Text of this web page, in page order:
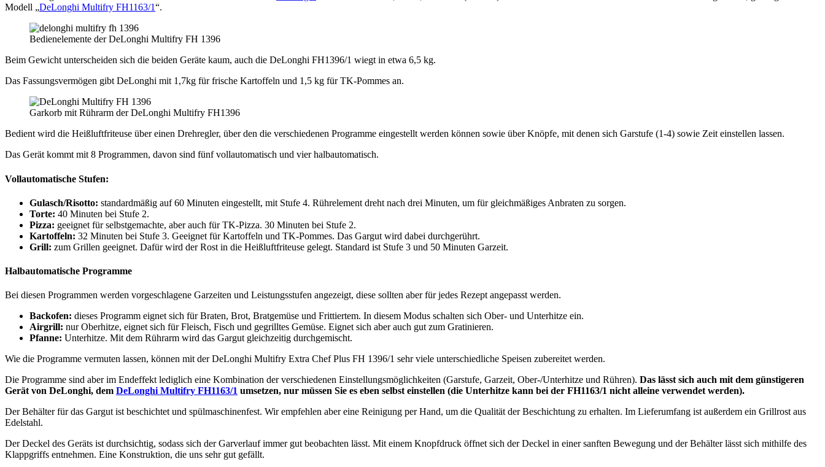
Modell „DeLonghi Multifry FH1163/1“.
Bedienelemente der DeLonghi Multifry FH 1396
Beim Gewicht unterscheiden sich die beiden Geräte kaum, auch die DeLonghi FH1396/1 wiegt in etwa 6,5 kg.
Das Fassungsvermögen gibt DeLonghi mit 1,7kg für frische Kartoffeln und 1,5 kg für TK-Pommes an.
Garkorb mit Rührarm der DeLonghi Multifry FH1396
Bedient wird die Heißluftfriteuse über einen Drehregler, über den die verschiedenen Programme eingestellt werden können sowie über Knöpfe, mit denen sich Garstufe (1-4) sowie Zeit einstellen lassen.
Das Gerät kommt mit 8 Programmen, davon sind fünf vollautomatisch und vier halbautomatisch.
Vollautomatische Stufen:
Gulasch/Risotto: standardmäßig auf 60 Minuten eingestellt, mit Stufe 4. Rührelement dreht nach drei Minuten, um für gleichmäßiges Anbraten zu sorgen.
Torte: 40 Minuten bei Stufe 2.
Pizza: geeignet für selbstgemachte, aber auch für TK-Pizza. 30 Minuten bei Stufe 2.
Kartoffeln: 32 Minuten bei Stufe 3. Geeignet für Kartoffeln und TK-Pommes. Das Gargut wird dabei durchgerührt.
Grill: zum Grillen geeignet. Dafür wird der Rost in die Heißluftfriteuse gelegt. Standard ist Stufe 3 und 50 Minuten Garzeit.
Halbautomatische Programme
Bei diesen Programmen werden vorgeschlagene Garzeiten und Leistungsstufen angezeigt, diese sollten aber für jedes Rezept angepasst werden.
Backofen: dieses Programm eignet sich für Braten, Brot, Bratgemüse und Frittiertem. In diesem Modus schalten sich Ober- und Unterhitze ein.
Airgrill: nur Oberhitze, eignet sich für Fleisch, Fisch und gegrilltes Gemüse. Eignet sich aber auch gut zum Gratinieren.
Pfanne: Unterhitze. Mit dem Rührarm wird das Gargut gleichzeitig durchgemischt.
Wie die Programme vermuten lassen, können mit der DeLonghi Multifry Extra Chef Plus FH 1396/1 sehr viele unterschiedliche Speisen zubereitet werden.
Die Programme sind aber im Endeffekt lediglich eine Kombination der verschiedenen Einstellungsmöglichkeiten (Garstufe, Garzeit, Ober-/Unterhitze und Rühren). Das lässt sich auch mit dem günstigeren
Gerät von DeLonghi, dem DeLonghi Multifry FH1163/1 umsetzen, nur müssen Sie es eben selbst einstellen (die Unterhitze kann bei der FH1163/1 nicht alleine verwendet werden).
Der Behälter für das Gargut ist beschichtet und spülmaschinenfest. Wir empfehlen aber eine Reinigung per Hand, um die Qualität der Beschichtung zu erhalten. Im Lieferumfang ist außerdem ein Grillrost aus
Edelstahl.
Der Deckel des Geräts ist durchsichtig, sodass sich der Garverlauf immer gut beobachten lässt. Mit einem Knopfdruck öffnet sich der Deckel in einer sanften Bewegung und der Behälter lässt sich mithilfe des
Klappgriffs entnehmen. Eine Konstruktion, die uns sehr gut gefällt.